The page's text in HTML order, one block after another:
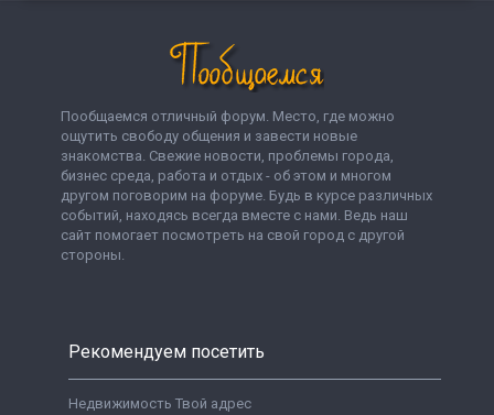
Пообщаемся отличный форум. Место, где можно
ощутить свободу общения и завести новые
знакомства. Свежие новости, проблемы города,
бизнес среда, работа и отдых - об этом и многом
другом поговорим на форуме. Будь в курсе различных
событий, находясь всегда вместе с нами. Ведь наш
сайт помогает посмотреть на свой город с другой
стороны.
Рекомендуем посетить
Недвижимость Твой адрес